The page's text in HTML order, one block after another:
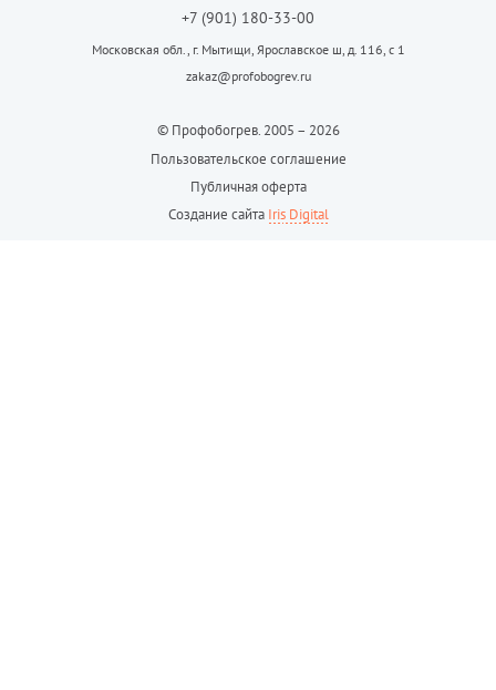
+7 (901) 180-33-00
Московская обл., г. Мытищи, Ярославское ш, д. 116, с 1
zakaz@profobogrev.ru
© Профобогрев. 2005 – 2026
Пользовательское соглашение
Публичная оферта
Создание сайта Iris Digital